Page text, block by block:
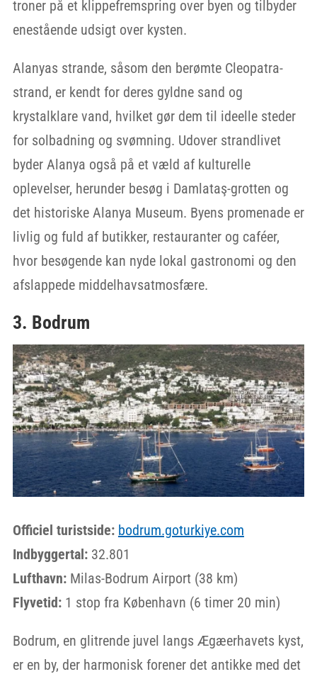
troner på et klippefremspring over byen og tilbyder
enestående udsigt over kysten.
Alanyas strande, såsom den berømte Cleopatra-
strand, er kendt for deres gyldne sand og
krystalklare vand, hvilket gør dem til ideelle steder
for solbadning og svømning. Udover strandlivet
byder Alanya også på et væld af kulturelle
oplevelser, herunder besøg i Damlataş-grotten og
det historiske Alanya Museum. Byens promenade er
livlig og fuld af butikker, restauranter og caféer,
hvor besøgende kan nyde lokal gastronomi og den
afslappede middelhavsatmosfære.
3. Bodrum
Officiel turistside: bodrum.goturkiye.com
Indbyggertal:32.801
Lufthavn:Milas-Bodrum Airport (38 km)
Flyvetid:1 stop fra København (6 timer 20 min)
Bodrum, en glitrende juvel langs Ægæerhavets kyst,
er en by, der harmonisk forener det antikke med det